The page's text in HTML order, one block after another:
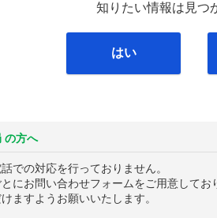
知りたい情報は見つ
はい
の方へ
での対応を行っておりません。
にお問い合わせフォームをご用意して
ますようお願いいたします。